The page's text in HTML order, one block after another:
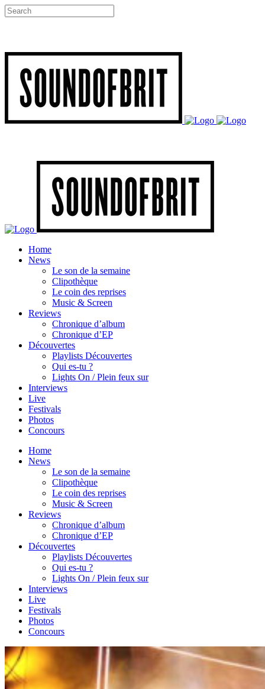
Home
News
Le son de la semaine
Clipothèque
Le coin des reprises
Music & Screen
Reviews
Chronique d’album
Chronique d’EP
Découvertes
Playlists Découvertes
Qui es-tu ?
Lights On / Plein feux sur
Interviews
Live
Festivals
Photos
Concours
Home
News
Le son de la semaine
Clipothèque
Le coin des reprises
Music & Screen
Reviews
Chronique d’album
Chronique d’EP
Découvertes
Playlists Découvertes
Qui es-tu ?
Lights On / Plein feux sur
Interviews
Live
Festivals
Photos
Concours